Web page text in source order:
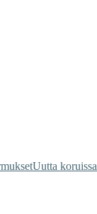
Uutta koruissa